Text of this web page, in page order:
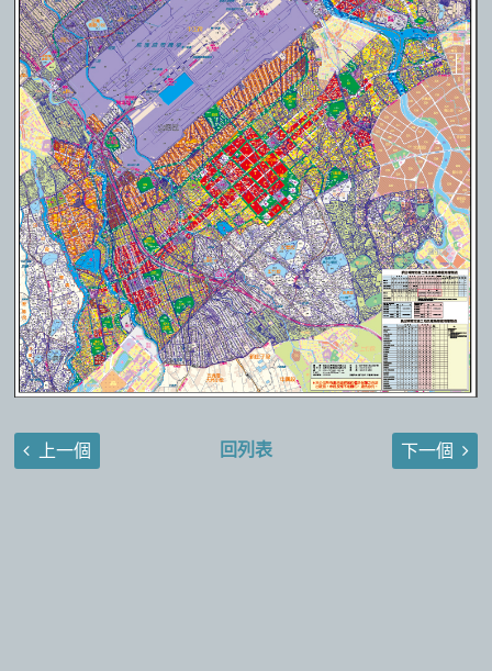
上一個 回列表 下一個